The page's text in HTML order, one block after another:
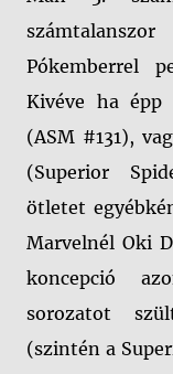
Pókemberrel
Kivéve ha épp
(ASM #131),
(Superior
ötletet
Marvelnél Oki
koncepció
sorozatot
(szintén a